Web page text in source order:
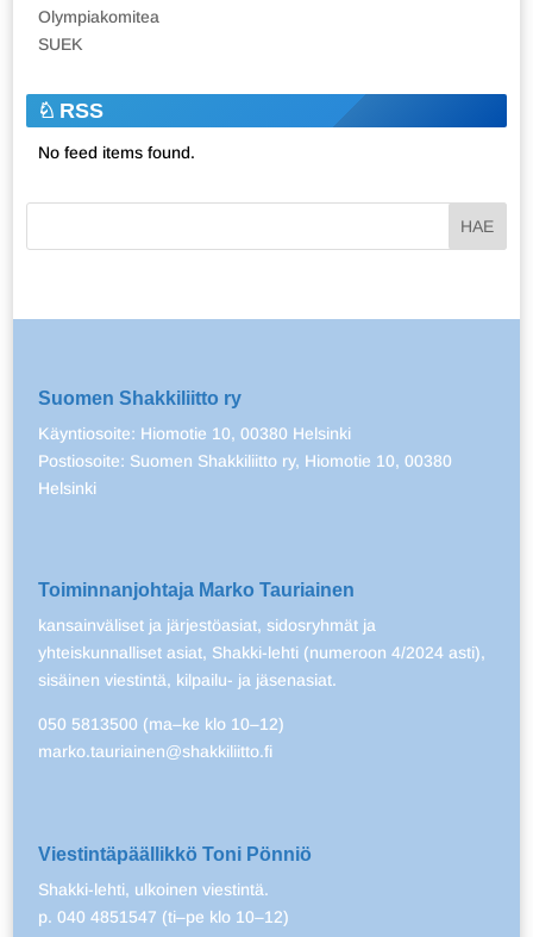
Olympiakomitea
SUEK
RSS
No feed items found.
Suomen Shakkiliitto ry
Käyntiosoite: Hiomotie 10, 00380 Helsinki
Postiosoite: Suomen Shakkiliitto ry, Hiomotie 10, 00380
Helsinki
Toiminnanjohtaja Marko Tauriainen
kansainväliset ja järjestöasiat, sidosryhmät ja
yhteiskunnalliset asiat, Shakki-lehti (numeroon 4/2024 asti),
sisäinen viestintä, kilpailu- ja jäsenasiat.
050 5813500 (ma–ke klo 10–12)
marko.tauriainen@shakkiliitto.fi
Viestintäpäällikkö Toni Pönniö
Shakki-lehti, ulkoinen viestintä.
p. 040 4851547 (ti–pe klo 10–12)